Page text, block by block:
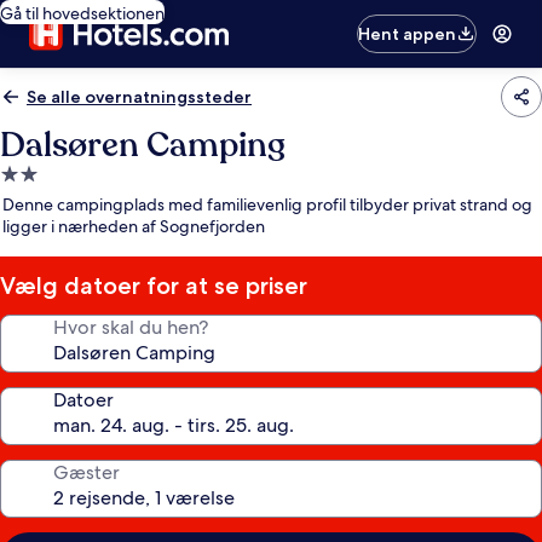
Gå til hovedsektionen
Hent appen
Se alle overnatningssteder
Dalsøren Camping
2.0-
stjernet
overnatningssted
Denne campingplads med familievenlig profil tilbyder privat strand og
ligger i nærheden af Sognefjorden
Vælg datoer for at se priser
Hvor skal du hen?
Datoer
Gæster